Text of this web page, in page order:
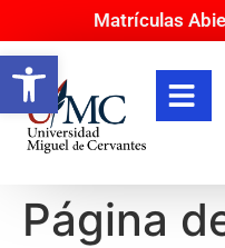
Abrir barra
Matrículas
Página